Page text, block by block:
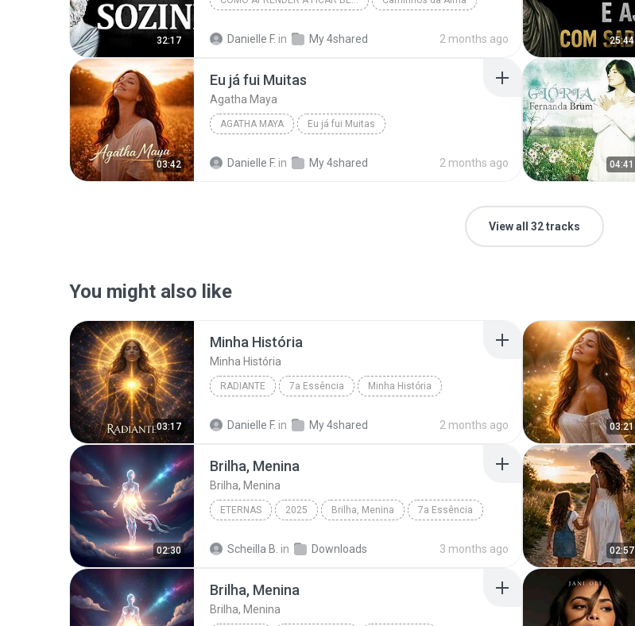
32:17 Danielle F. in My 4shared 2 months ago 25:44
03:42
Eu já fui Muitas
Agatha Maya
AGATHA MAYA Eu já fui Muitas
Danielle F. in My 4shared 2 months ago 04:41
View all 32 tracks
You might also like
03:17
Minha História
Minha História
RADIANTE 7a Essência Minha História
Danielle F. in My 4shared 2 months ago 03:21
02:30
Brilha, Menina
Brilha, Menina
ETERNAS 2025 Brilha, Menina 7a Essência
Scheilla B. in Downloads 3 months ago 02:57
Brilha, Menina
Brilha, Menina